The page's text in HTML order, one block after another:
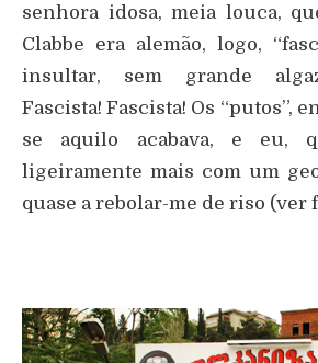
senhora idosa, meia louca,
Clabbe era alemão, logo,
insultar, sem grande
Fascista! Fascista! Os “putos”,
se aquilo acabava, e eu,
ligeiramente mais com um
quase a rebolar-me de riso (ver